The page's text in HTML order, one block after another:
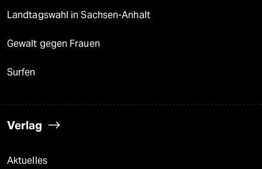
Landtagswahl in Sachsen-Anhalt
Gewalt gegen Frauen
Surfen
Verlag
Aktuelles